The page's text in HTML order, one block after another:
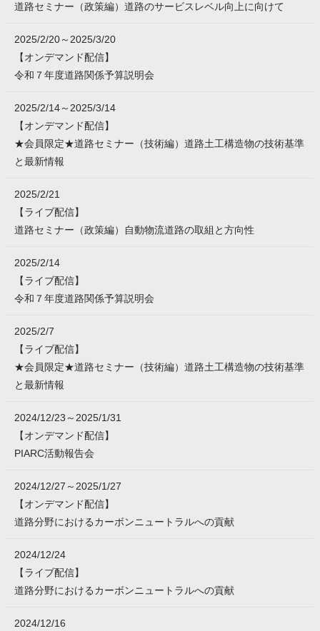
道路セミナー（政策編）道路のサービスレベル向上に向けて
2025/2/20～2025/3/20
【オンデマンド配信】
令和７年度道路関係予算説明会
2025/2/14～2025/3/14
【オンデマンド配信】
★会員限定★道路セミナー（技術編）道路土工構造物の技術基準
と最新情報
2025/2/21
【ライブ配信】
道路セミナー（政策編）自動物流道路の取組と方向性
2025/2/14
【ライブ配信】
令和７年度道路関係予算説明会
2025/2/7
【ライブ配信】
★会員限定★道路セミナー（技術編）道路土工構造物の技術基準
と最新情報
2024/12/23～2025/1/31
【オンデマンド配信】
PIARC活動報告会
2024/12/27～2025/1/27
【オンデマンド配信】
道路分野におけるカーボンニュートラルへの貢献
2024/12/24
【ライブ配信】
道路分野におけるカーボンニュートラルへの貢献
2024/12/16